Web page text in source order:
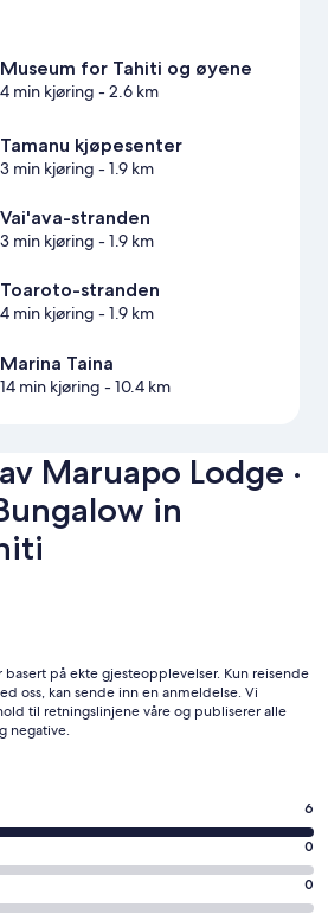
Museum for Tahiti og øyene
4 min kjøring - 2.6 km
Tamanu kjøpesenter
3 min kjøring - 1.9 km
Vai'ava-stranden
3 min kjøring - 1.9 km
Toaroto-stranden
4 min kjøring - 1.9 km
Marina Taina
14 min kjøring - 10.4 km
Maruapo Lodge ·
in
basert på ekte gjesteopplevelser. Kun reisende
oss, kan sende inn en anmeldelse. Vi
til retningslinjene våre og publiserer alle
negative.
6
0
0